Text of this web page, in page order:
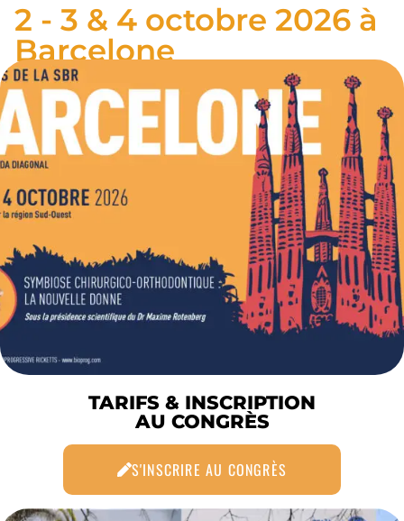
2 - 3 & 4 octobre 2026 à
Barcelone
TARIFS & INSCRIPTION
AU CONGRÈS
S'INSCRIRE AU CONGRÈS